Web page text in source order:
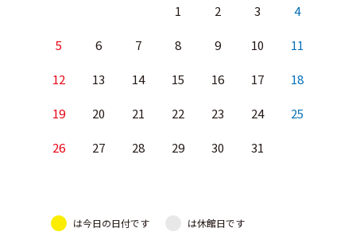
1 2 3 4
5 6 7 8 9 10 11
12 13 14 15 16 17 18
19 20 21 22 23 24 25
26 27 28 29 30 31
は今日の日付です は休館日です